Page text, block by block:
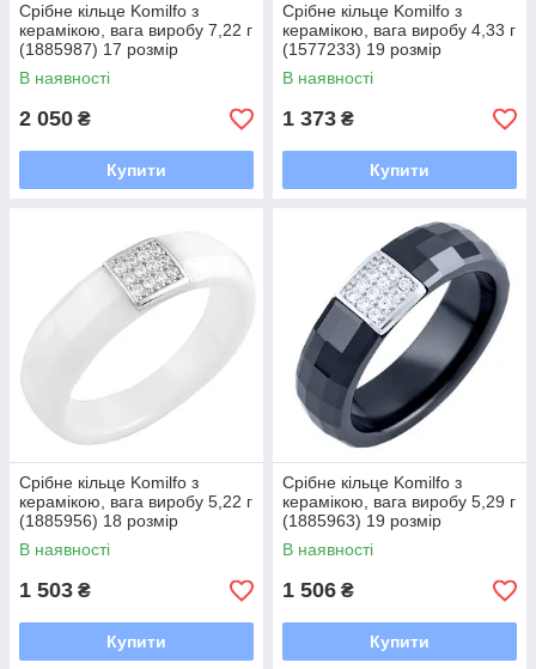
Срібне кільце Komilfo з
керамікою, вага виробу 7,22 г
(1885987) 17 розмір
В наявності
2 050 ₴
Купити
Срібне кільце Komilfo з
керамікою, вага виробу 4,33 г
(1577233) 19 розмір
В наявності
1 373 ₴
Купити
Срібне кільце Komilfo з
керамікою, вага виробу 5,22 г
(1885956) 18 розмір
В наявності
1 503 ₴
Купити
Срібне кільце Komilfo з
керамікою, вага виробу 5,29 г
(1885963) 19 розмір
В наявності
1 506 ₴
Купити